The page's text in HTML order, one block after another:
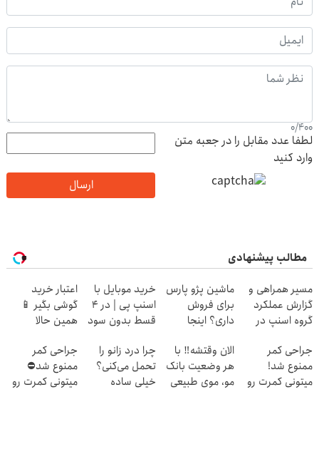
0/400
لطفا عدد مقابل را در جعبه متن
وارد کنید
ارسال
مطالب پیشنهادی
مسیر همراهی و
گزارش عملکرد
گروه اسنپ در
ماشین پژو پارس
برای فروش
داری؟ اینجا
خرید موبایل با
اسنپ پی | در ۴
قسط بدون سود
اعتبار خرید
گوشی بگیر 📱
همین حالا
بده 🎯
جراحی کمر
ممنوع شد!
میتونی کمرت رو
الان وقتشه‼️ با
هر وضعیت بانک
مو، موی طبیعی
چرا درد زانو را
تحمل می‌کنی؟
خیلی ساده
جراحی کمر
ممنوع شد⛔
میتونی کمرت رو